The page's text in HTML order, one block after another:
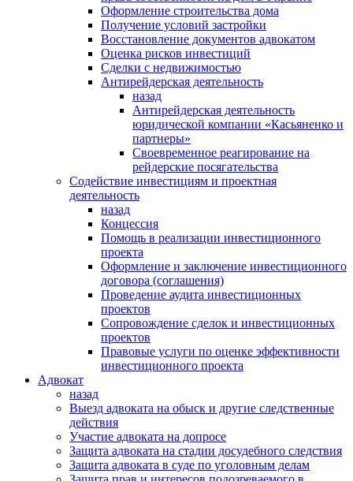
Оформление строительства дома
Получение условий застройки
Восстановление документов адвокатом
Оценка рисков инвестиций
Сделки с недвижимостью
Антирейдерская деятельность
назад
Антирейдерская деятельность
юридической компании «Касьяненко и
партнеры»
Своевременное реагирование на
рейдерские посягательства
Содействие инвестициям и проектная
деятельность
назад
Концессия
Помощь в реализации инвестиционного
проекта
Оформление и заключение инвестиционного
договора (соглашения)
Проведение аудита инвестиционных
проектов
Сопровождение сделок и инвестиционных
проектов
Правовые услуги по оценке эффективности
инвестиционного проекта
Адвокат
назад
Выезд адвоката на обыск и другие следственные
действия
Участие адвоката на допросе
Защита адвоката на стадии досудебного следствия
Защита адвоката в суде по уголовным делам